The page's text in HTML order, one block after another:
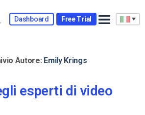
Dashboard Free Trial
Autore: Emily Krings
esperti di video